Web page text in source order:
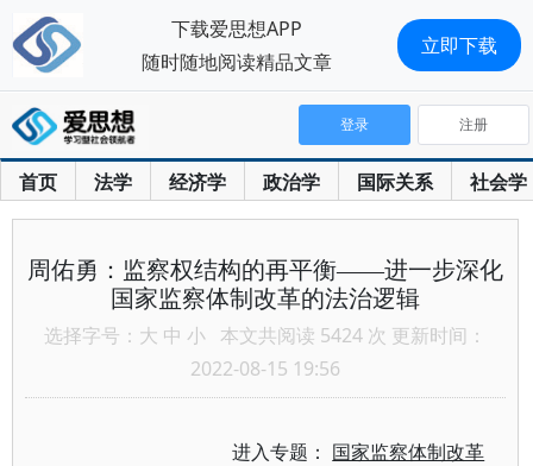
首页 法学 经济学 政治学 国际关系 社会学
登录 注册
周佑勇：监察权结构的再平衡——进一步深化
国家监察体制改革的法治逻辑
选择字号： 大 中 小 本文共阅读 5424 次 更新时间：
2022-08-15 19:56
进入专题： 国家监察体制改革
下载爱思想APP
随时随地阅读精品文章
立即下载